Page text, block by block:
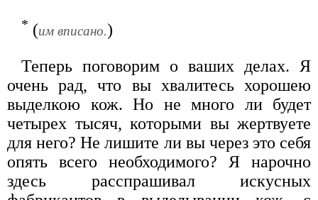
* (им вписано.)
Теперь поговорим о ваших делах. Я
очень рад, что вы хвалитесь хорошею
выделкою кож. Но не много ли будет
четырех тысяч, которыми вы жертвуете
для него? Не лишите ли вы через это себя
опять всего необходимого? Я нарочно
здесь расспрашивал искусных